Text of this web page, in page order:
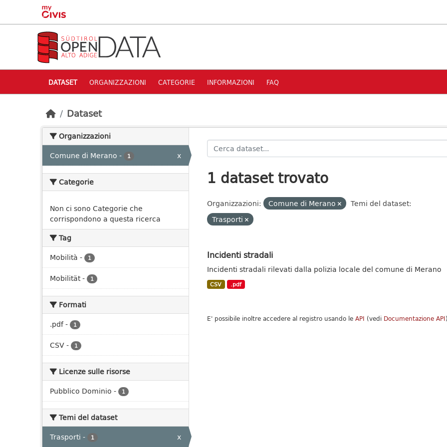
Skip to main content
DATASET ORGANIZZAZIONI CATEGORIE INFORMAZIONI FAQ
Dataset
Organizzazioni
Comune di Merano - 1 x
Categorie
Non ci sono Categorie che
corrispondono a questa ricerca
Tag
Mobilità - 1
Mobilität- 1
Formati
.pdf- 1
CSV- 1
Licenze sulle risorse
Pubblico Dominio - 1
Temi del dataset
Trasporti - 1 x
1 dataset trovato
Organizzazioni: Comune di Merano
Temi del dataset:
Trasporti
Incidenti stradali
Incidenti stradali rilevati dalla polizia locale del comune di Merano
CSV .pdf
E' possibile inoltre accedere al registro usando le API (vedi Documentazione API